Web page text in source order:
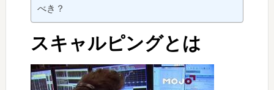
べき？
スキャルピングとは